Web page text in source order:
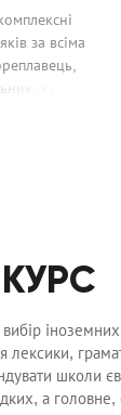
за всіма
кухар).
школи
а головне,